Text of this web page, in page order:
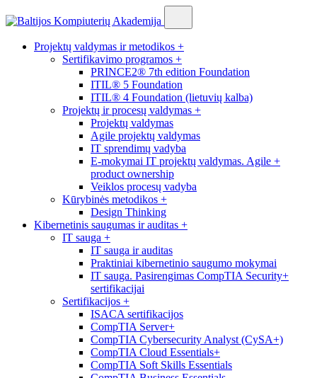
Projektų valdymas ir metodikos +
Sertifikavimo programos +
PRINCE2® 7th edition Foundation
ITIL® 5 Foundation
ITIL® 4 Foundation (lietuvių kalba)
Projektų ir procesų valdymas +
Projektų valdymas
Agile projektų valdymas
IT sprendimų vadyba
E-mokymai IT projektų valdymas. Agile +
product ownership
Veiklos procesų vadyba
Kūrybinės metodikos +
Design Thinking
Kibernetinis saugumas ir auditas +
IT sauga +
IT sauga ir auditas
Praktiniai kibernetinio saugumo mokymai
IT sauga. Pasirengimas CompTIA Security+
sertifikacijai
Sertifikacijos +
ISACA sertifikacijos
CompTIA Server+
CompTIA Cybersecurity Analyst (CySA+)
CompTIA Cloud Essentials+
CompTIA Soft Skills Essentials